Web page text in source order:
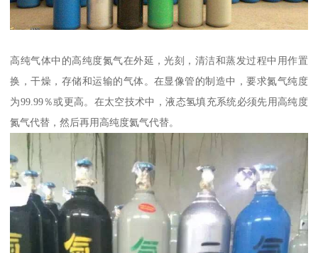
高纯气体中的高纯度氮气在外延，光刻，清洁和蒸发过程中用作置
换，干燥，存储和运输的气体。在显像管的制造中，要求氮气纯度
为99.99％或更高。在太空技术中，液态氢填充系统必须先用高纯度
氮气代替，然后再用高纯度氦气代替。